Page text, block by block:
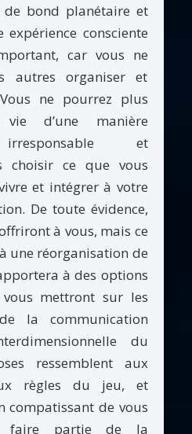
bond planétaire et
consciente
car vous ne
autres organiser et
ne pourrez plus
d’une manière
et
choisir ce que vous
et intégrer à votre
De toute évidence,
à vous, mais ce
une réorganisation de
à des options
mettront sur les
la communication
du
ressemblent aux
règles du jeu, et
compatissant de vous
faire partie de la